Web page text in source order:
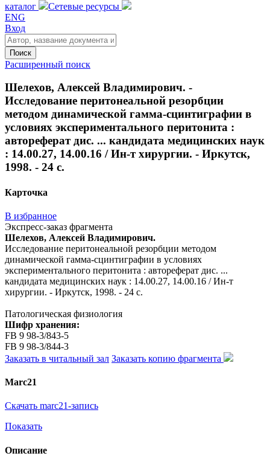
каталог
Сетевые ресурсы
ENG
Вход
Поиск
Расширенный поиск
Шелехов, Алексей Владимирович. -
Исследование перитонеальной резорбции
методом динамической гамма-сцинтиграфии в
условиях экспериментального перитонита :
автореферат дис. ... кандидата медицинских наук
: 14.00.27, 14.00.16 / Ин-т хирургии. - Иркутск,
1998. - 24 с.
Карточка
В избранное
Экспресс-заказ фрагмента
Шелехов, Алексей Владимирович.
Исследование перитонеальной резорбции методом
динамической гамма-сцинтиграфии в условиях
экспериментального перитонита : автореферат дис. ...
кандидата медицинских наук : 14.00.27, 14.00.16 / Ин-т
хирургии. - Иркутск, 1998. - 24 с.
Патологическая физиология
Шифр хранения:
FB 9 98-3/843-5
FB 9 98-3/844-3
Заказать в читальный зал Заказать копию фрагмента
Marc21
Скачать marc21-запись
Показать
Описание